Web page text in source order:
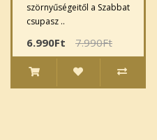
szörnyűségeitől a Szabbat
csupasz ..
6.990Ft 7.990Ft